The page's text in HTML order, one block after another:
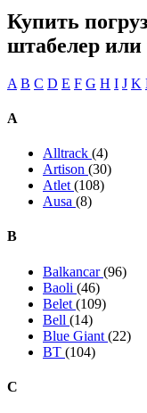
Купить
штабелер или
A B C D E F G H I J K
A
Alltrack (4)
Artison (30)
Atlet (108)
Ausa (8)
B
Balkancar(96)
Baoli (46)
Belet (109)
Bell (14)
Blue Giant (22)
BT (104)
C